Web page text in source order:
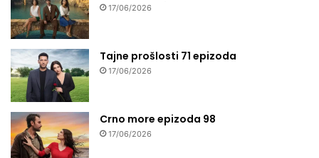
17/06/2026
Tajne prošlosti 71 epizoda
17/06/2026
Crno more epizoda 98
17/06/2026